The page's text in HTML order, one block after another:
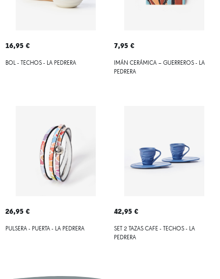
16,95 €
BOL - TECHOS - LA PEDRERA
7,95 €
IMÁN CERÁMICA – GUERREROS - LA
PEDRERA
26,95 €
PULSERA - PUERTA - LA PEDRERA
42,95 €
SET 2 TAZAS CAFE - TECHOS - LA
PEDRERA